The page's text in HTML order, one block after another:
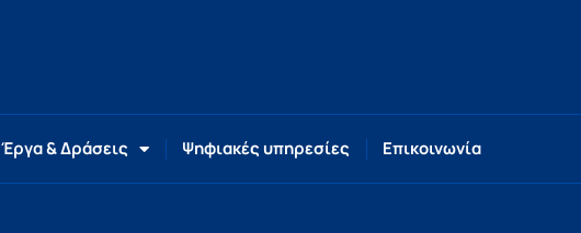
Έργα & Δράσεις Ψηφιακές υπηρεσίες Επικοινωνία